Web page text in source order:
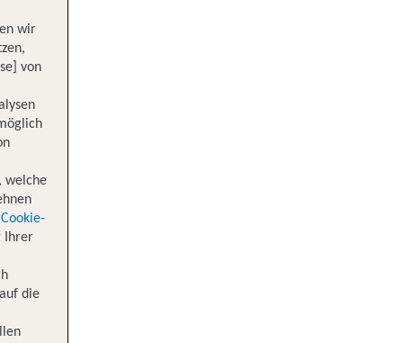
wir
von
welche
Cookie-
Ihrer
die